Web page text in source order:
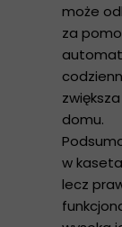
może
za
domu.
w
lecz